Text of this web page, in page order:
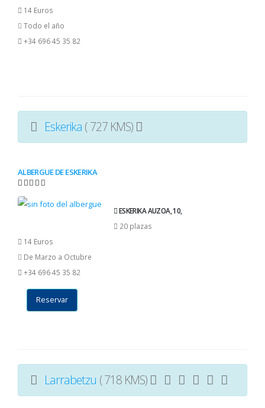
14 Euros
Todo el año
+34 696 45 35 82
Eskerika ( 727 KMS)
ALBERGUE DE ESKERIKA
ESKERIKA AUZOA, 10,
20 plazas
14 Euros
De Marzo a Octubre
+34 696 45 35 82
Reservar
Larrabetzu ( 718 KMS)